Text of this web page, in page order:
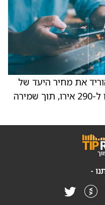
הוריד את מחיר היעד של
הפירמה עבור SAP מ-310 אירו ל-290 אירו, תוך שמירה
-